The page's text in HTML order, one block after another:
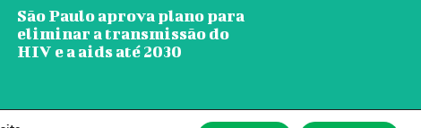
São Paulo aprova plano para
eliminar a transmissão do
HIV e a aids até 2030